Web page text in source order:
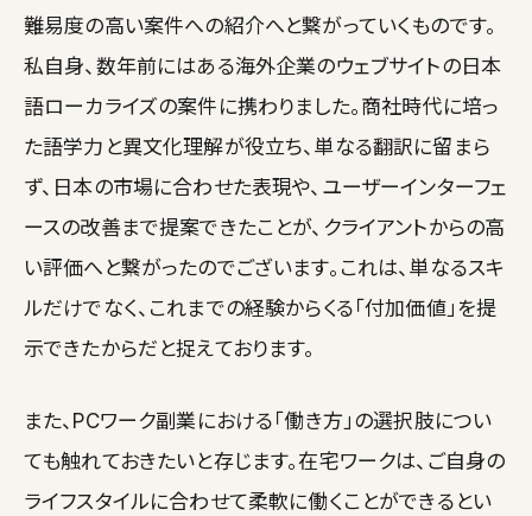
難易度の高い案件への紹介へと繋がっていくものです。
私自身、数年前にはある海外企業のウェブサイトの日本
語ローカライズの案件に携わりました。商社時代に培っ
た語学力と異文化理解が役立ち、単なる翻訳に留まら
ず、日本の市場に合わせた表現や、ユーザーインターフェ
ースの改善まで提案できたことが、クライアントからの高
い評価へと繋がったのでございます。これは、単なるスキ
ルだけでなく、これまでの経験からくる「付加価値」を提
示できたからだと捉えております。
また、PCワーク副業における「働き方」の選択肢につい
ても触れておきたいと存じます。在宅ワークは、ご自身の
ライフスタイルに合わせて柔軟に働くことができるとい